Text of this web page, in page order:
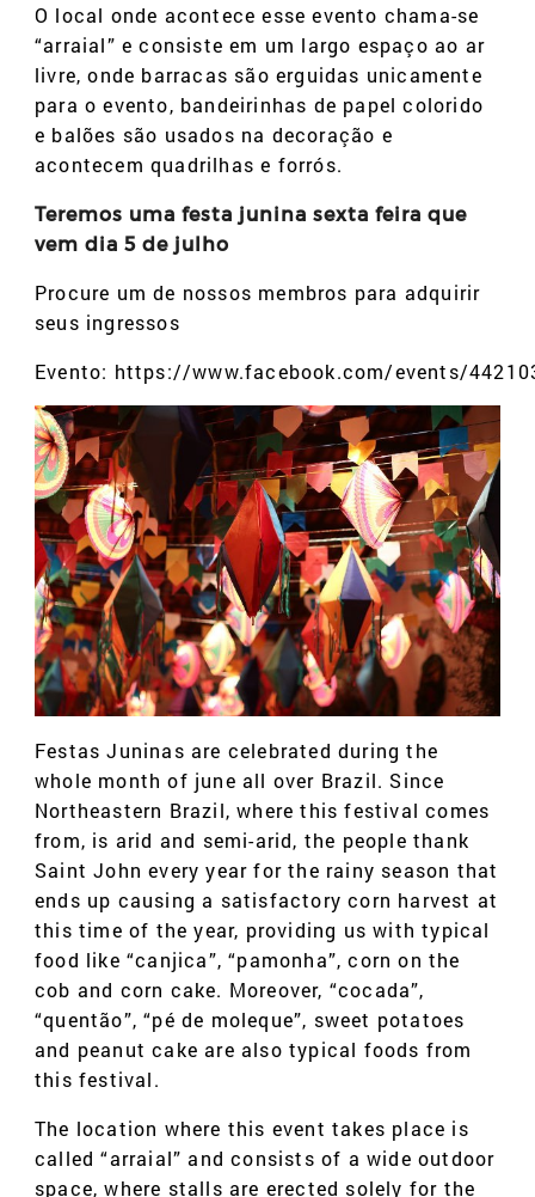
O local onde acontece esse evento chama-se
“arraial” e consiste em um largo espaço ao ar
livre, onde barracas são erguidas unicamente
para o evento, bandeirinhas de papel colorido
e balões são usados na decoração e
acontecem quadrilhas e forrós.
Teremos uma festa junina sexta feira que
vem dia 5 de julho
Procure um de nossos membros para adquirir
seus ingressos
Evento: https://www.facebook.com/events/
Festas Juninas are celebrated during the
whole month of june all over Brazil. Since
Northeastern Brazil, where this festival comes
from, is arid and semi-arid, the people thank
Saint John every year for the rainy season that
ends up causing a satisfactory corn harvest at
this time of the year, providing us with typical
food like “canjica”, “pamonha”, corn on the
cob and corn cake. Moreover, “cocada”,
“quentão”, “pé de moleque”, sweet potatoes
and peanut cake are also typical foods from
this festival.
The location where this event takes place is
called “arraial” and consists of a wide outdoor
space, where stalls are erected solely for the